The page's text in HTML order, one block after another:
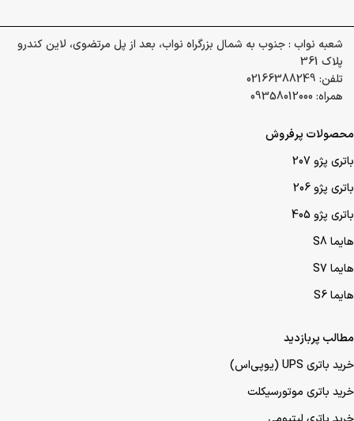
گیرد. به همین جهت مدت زمان بعد از سفارش تا
دریافت باتری به نهایتا دو ساعت محدود شده است.
از طرفی آرکا باتری این امکان را فراهم کرده تا
مشتریان بتوانند برای پنج روز آتی نیز بر حسب زمان
بندی خود ثبت سفارش را انجام دهند.
دفتر مرکزی : تهران، شهرک گلستان، میدان اتریش، مجتمع باران، واحد
337B
تلفن: 02149032000
ایمیل: info@arkabattery.com
شعبه کرج : 45 متری گلشهر نبش کوچه حسن زاده
تلفن: 02149032000 داخلی 201
شعبه نواب : جنوب به شمال بزرگراه نواب، بعد از پل مرتضوی، لاین کندرو
تلفن: 02166388249
همراه: 09358012000
محصولات پرفروش
باتری پژو 207